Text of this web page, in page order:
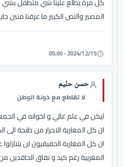
كل مرة يطلع علينا شي متطفل بشي
المصير والنص الكبير ما عرفنا منين
2024/12/15 - 05:00
حسن حليم
لا تقاطع مع خونة الوطن
ليكن في علم غالي و اخوانه في
ان كل المغاربة الاحرار من طنجة الى
ان كل المغاربة الحقيقيون لن
المغربية رغم كيد و نفاق الحاقدين